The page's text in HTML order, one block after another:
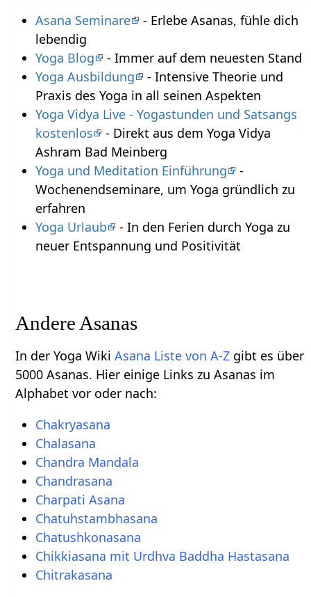
Asana Seminare
- Erlebe Asanas, fühle dich
lebendig
Yoga Blog
- Immer auf dem neuesten Stand
Yoga Ausbildung
- Intensive Theorie und
Praxis des Yoga in all seinen Aspekten
Yoga Vidya Live - Yogastunden und Satsangs
kostenlos
- Direkt aus dem Yoga Vidya
Ashram Bad Meinberg
Yoga und Meditation Einführung
-
Wochenendseminare, um Yoga gründlich zu
erfahren
Yoga Urlaub
- In den Ferien durch Yoga zu
neuer Entspannung und Positivität
Andere Asanas
In der Yoga WikiAsana Liste von A-Z gibt es über
5000 Asanas. Hier einige Links zu Asanas im
Alphabet vor oder nach:
Chakryasana
Chalasana
Chandra Mandala
Chandrasana
Charpati Asana
Chatuhstambhasana
Chatushkonasana
Chikkiasana mit Urdhva Baddha Hastasana
Chitrakasana